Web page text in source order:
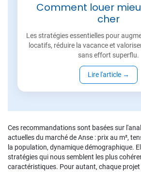
Comment louer
cher
Les stratégies essentielles pour
locatifs, réduire la vacance et
sans effort superflu.
Lire l'article →
Ces recommandations sont basées sur
actuelles du marché de Anse : prix au m²,
la population, dynamique démographique.
stratégies qui nous semblent les plus
caractéristiques. Pour autant, chaque